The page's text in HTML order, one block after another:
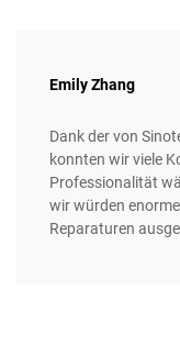
Emily Zhang
Dank der von
konnten wir viele
Professionalität
wir würden
Reparaturen